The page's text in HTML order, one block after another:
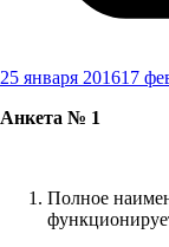
25 января 201617
Анкета № 1
Полное